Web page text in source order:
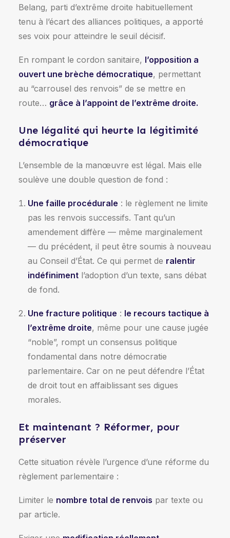
Belang, parti d’extrême droite habituellement
tenu à l’écart des alliances politiques, a apporté
ses voix pour atteindre le seuil décisif.
En rompant le cordon sanitaire, l’opposition a
ouvert une brèche démocratique, permettant
au “carrousel des renvois” de se mettre en
route… grâce à l’appoint de l’extrême droite.
Une légalité qui heurte la légitimité
démocratique
L’ensemble de la manœuvre est légal. Mais elle
soulève une double question de fond :
Une faille procédurale : le règlement ne limite
pas les renvois successifs. Tant qu’un
amendement diffère — même marginalement
— du précédent, il peut être soumis à nouveau
au Conseil d’État. Ce qui permet de ralentir
indéfiniment l’adoption d’un texte, sans débat
de fond.
Une fracture politique : le recours tactique à
l’extrême droite, même pour une cause jugée
“noble”, rompt un consensus politique
fondamental dans notre démocratie
parlementaire. Car on ne peut défendre l’État
de droit tout en affaiblissant ses digues
morales.
Et maintenant ? Réformer, pour
préserver
Cette situation révèle l’urgence d’une réforme du
règlement parlementaire :
Limiter le nombre total de renvois par texte ou
par article.